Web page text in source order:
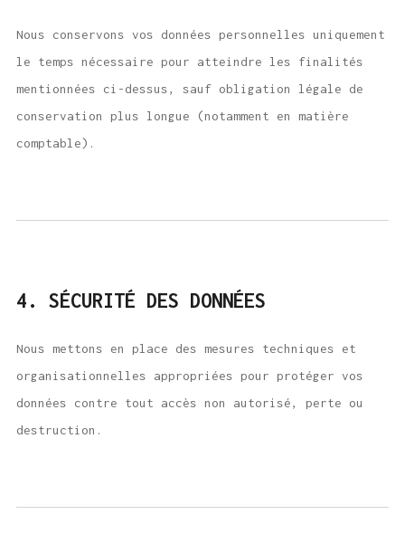
Nous conservons vos données personnelles uniquement
le temps nécessaire pour atteindre les finalités
mentionnées ci-dessus, sauf obligation légale de
conservation plus longue (notamment en matière
comptable).
4. SÉCURITÉ DES DONNÉES
Nous mettons en place des mesures techniques et
organisationnelles appropriées pour protéger vos
données contre tout accès non autorisé, perte ou
destruction.